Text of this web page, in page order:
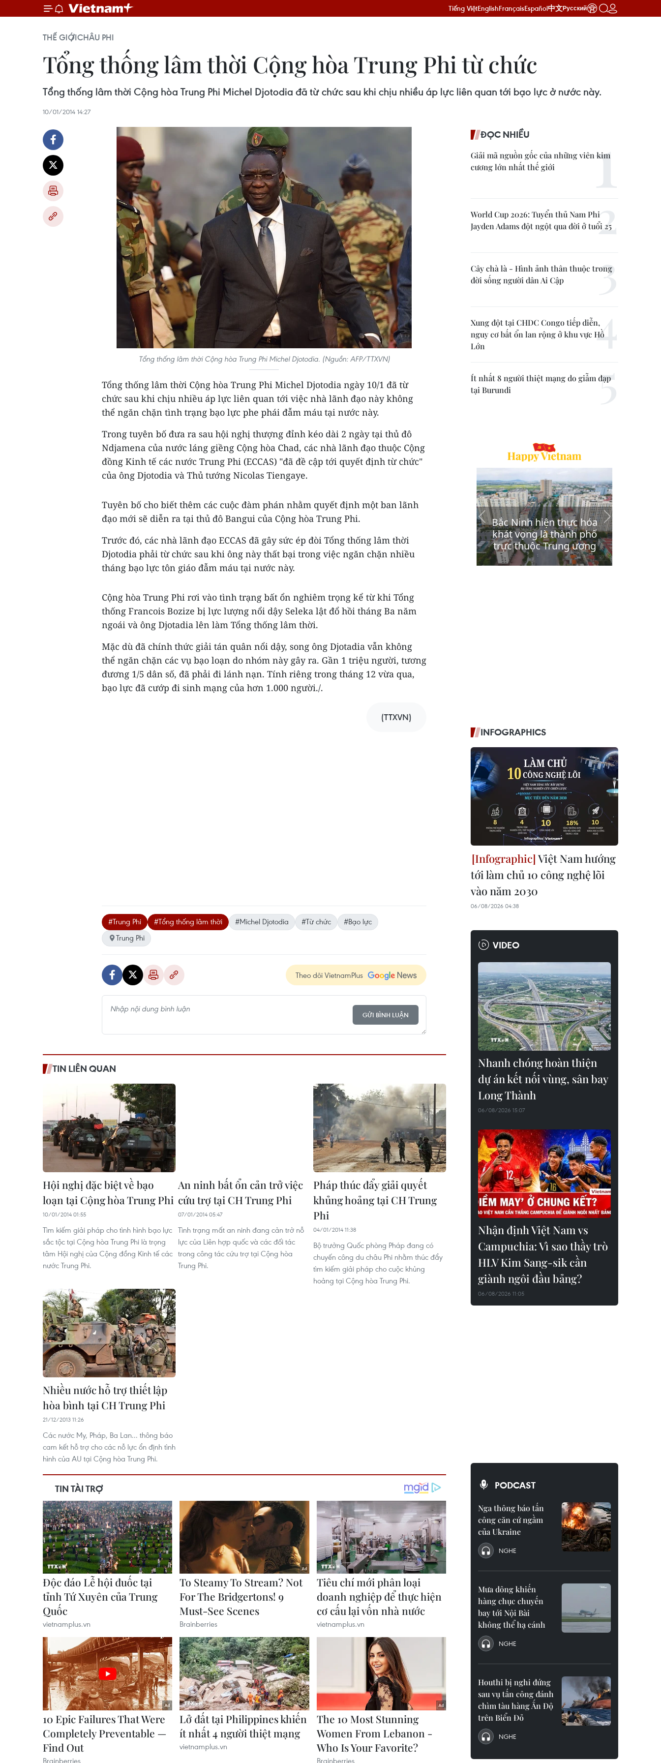
Tiếng ViệtEnglishFrançaisEspañol中文Русский
THẾ GIỚICHÂU PHI
Tổng thống lâm thời Cộng hòa Trung Phi từ chức
Tổng thống lâm thời Cộng hòa Trung Phi Michel Djotodia đã từ chức sau khi chịu nhiều áp lực liên quan tới bạo lực ở nước này.
10/01/2014 14:27
Tổng thống lâm thời Cộng hòa Trung Phi Michel Djotodia. (Nguồn: AFP/TTXVN)
Tổng thống lâm thời Cộng hòa Trung Phi Michel Djotodia ngày 10/1 đã từ
chức sau khi chịu nhiều áp lực liên quan tới việc nhà lãnh đạo này không
thể ngăn chặn tình trạng bạo lực phe phái đẫm máu tại nước này.
Trong tuyên bố đưa ra sau hội nghị thượng đỉnh kéo dài 2 ngày tại thủ đô
Ndjamena của nước láng giềng Cộng hòa Chad, các nhà lãnh đạo thuộc Cộng
đồng Kinh tế các nước Trung Phi (ECCAS) "đã đề cập tới quyết định từ chức"
của ông Djotodia và Thủ tướng Nicolas Tiengaye.
Tuyên bố cho biết thêm các cuộc đàm phán nhằm quyết định một ban lãnh
đạo mới sẽ diễn ra tại thủ đô Bangui của Cộng hòa Trung Phi.
Trước đó, các nhà lãnh đạo ECCAS đã gây sức ép đòi Tổng thống lâm thời
Djotodia phải từ chức sau khi ông này thất bại trong việc ngăn chặn nhiều
tháng bạo lực tôn giáo đẫm máu tại nước này.
Cộng hòa Trung Phi rơi vào tình trạng bất ổn nghiêm trọng kể từ khi Tổng
thống Francois Bozize bị lực lượng nổi dậy Seleka lật đổ hồi tháng Ba năm
ngoái và ông Djotadia lên làm Tổng thống lâm thời.
Mặc dù đã chính thức giải tán quân nổi dậy, song ông Djotadia vẫn không
thể ngăn chặn các vụ bạo loạn do nhóm này gây ra. Gần 1 triệu người, tương
đương 1/5 dân số, đã phải đi lánh nạn. Tính riêng trong tháng 12 vừa qua,
bạo lực đã cướp đi sinh mạng của hơn 1.000 người./.
(TTXVN)
#Trung Phi #Tổng thống lâm thời #Michel Djotodia #Từ chức
#Bạo lực
Trung Phi
Theo dõi VietnamPlus
GỬI BÌNH LUẬN
TIN LIÊN QUAN
Hội nghị đặc biệt về bạo
loạn tại Cộng hòa Trung Phi
10/01/2014 01:55
Tìm kiếm giải pháp cho tình hình bạo lực
sắc tộc tại Cộng hòa Trung Phi là trọng
tâm Hội nghị của Cộng đồng Kinh tế các
nước Trung Phi.
An ninh bất ổn cản trở việc
cứu trợ tại CH Trung Phi
07/01/2014 05:47
Tình trạng mất an ninh đang cản trở nỗ
lực của Liên hợp quốc và các đối tác
trong công tác cứu trợ tại Cộng hòa
Trung Phi.
Pháp thúc đẩy giải quyết
khủng hoảng tại CH Trung
Phi
04/01/2014 11:38
Bộ trưởng Quốc phòng Pháp đang có
chuyến công du châu Phi nhằm thúc đẩy
tìm kiếm giải pháp cho cuộc khủng
hoảng tại Cộng hòa Trung Phi.
Nhiều nước hỗ trợ thiết lập
hòa bình tại CH Trung Phi
21/12/2013 11:26
Các nước My, Pháp, Ba Lan... thông báo
cam kết hỗ trợ cho các nỗ lực ổn định tình
hình của AU tại Cộng hòa Trung Phi.
ĐỌC NHIỀU
Giải mã nguồn gốc của những viên kim
cương lớn nhất thế giới
World Cup 2026: Tuyển thủ Nam Phi
Jayden Adams đột ngột qua đời ở tuổi 25
Cây chà là - Hình ảnh thân thuộc trong
đời sống người dân Ai Cập
Xung đột tại CHDC Congo tiếp diễn,
nguy cơ bất ổn lan rộng ở khu vực Hồ
Lớn
Ít nhất 8 người thiệt mạng do giẫm đạp
tại Burundi
INFOGRAPHICS
Việt Nam hướng
tới làm chủ 10 công nghệ lõi
vào năm 2030
06/08/2026 04:38
VIDEO
Nhanh chóng hoàn thiện
dự án kết nối vùng, sân bay
Long Thành
06/08/2026 15:07
Nhận định Việt Nam vs
Campuchia: Vì sao thầy trò
HLV Kim Sang-sik cần
giành ngôi đầu bảng?
06/08/2026 11:05
PODCAST
Nga thông báo tấn
công căn cứ ngầm
của Ukraine
NGHE
Mưa dông khiến
hàng chục chuyến
bay tới Nội Bài
không thể hạ cánh
NGHE
Houthi bị nghi đứng
sau vụ tấn công đánh
chìm tàu hàng Ấn Độ
trên Biển Đỏ
NGHE